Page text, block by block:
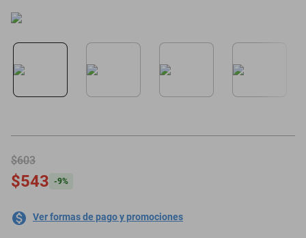
$603
$543 -9%
Ver formas de pago y promociones